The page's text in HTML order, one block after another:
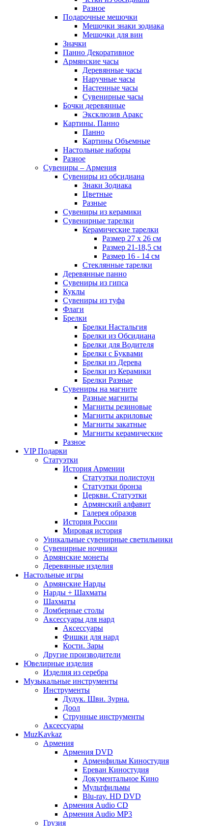
Разное
Подарочные мешочки
Мешочки знаки зодиака
Мешочки для вин
Значки
Панно Декоративное
Армянские часы
Деревянные часы
Наручные часы
Настенные часы
Сувенирные часы
Бочки деревянные
Эксклюзив Аракс
Картины. Панно
Панно
Картины Объемные
Настольные наборы
Разное
Сувениры – Армения
Сувениры из обсидиана
Знаки Зодиака
Цветные
Разные
Сувениры из керамики
Сувенирные тарелки
Керамические тарелки
Размер 27 х 26 см
Размер 21-18,5 см
Размер 16 - 14 см
Стеклянные тарелки
Деревянные панно
Сувениры из гипса
Куклы
Сувениры из туфа
Флаги
Брелки
Брелки Настальгия
Брелки из Обсидиана
Брелки для Водителя
Брелки с Буквами
Брелки из Дерева
Брелки из Керамики
Брелки Разные
Сувениры на магните
Разные магниты
Магниты резиновые
Магниты акриловые
Магниты закатные
Магниты керамические
Разное
VIP Подарки
Статуэтки
История Армении
Статуэтки полистоун
Статуэтки бронза
Церкви. Статуэтки
Армянский алфавит
Галерея образов
История России
Мировая история
Уникальные сувенирные светильники
Сувенирные ночники
Армянские монеты
Деревянные изделия
Настольные игры
Армянские Нарды
Нарды + Шахматы
Шахматы
Ломберные столы
Аксессуары для нард
Аксессуары
Фишки для нард
Кости. Зары
Другие производители
Ювелирные изделия
Изделия из серебра
Музыкальные инструменты
Инструменты
Дудук. Шви. Зурна.
Доол
Струнные инструменты
Аксессуары
MuzKavkaz
Армения
Армения DVD
Арменфильм Киностудия
Ереван Киностудия
Документальное Кино
Мультфильмы
Blu-ray. HD DVD
Армения Audio CD
Армения Audio MP3
Грузия